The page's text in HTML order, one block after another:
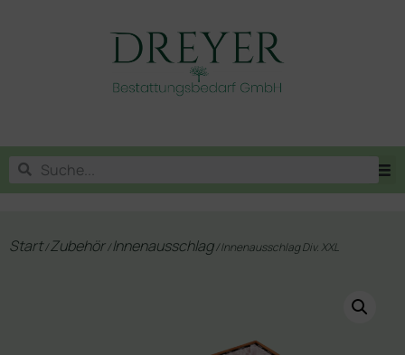
Start/Zubehör/Innenausschlag/ Innenausschlag Div. XXL